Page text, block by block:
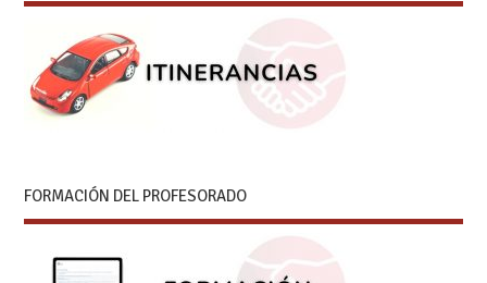
FORMACIÓN DEL PROFESORADO